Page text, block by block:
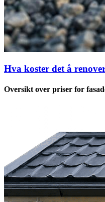
Hva koster det å
Oversikt over priser for